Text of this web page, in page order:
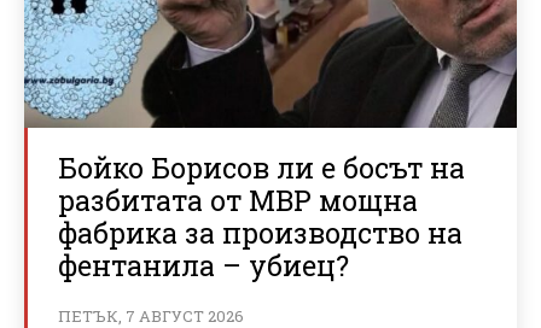
Бойко Борисов ли е босът на
разбитата от МВР мощна
фабрика за производство на
фентанила – убиец?
ПЕТЪК, 7 АВГУСТ 2026